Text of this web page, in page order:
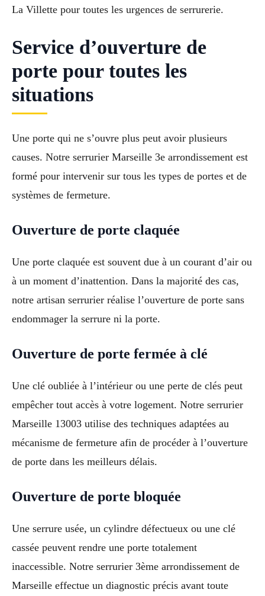
La Villette pour toutes les urgences de serrurerie.
Service d’ouverture de
porte pour toutes les
situations
Une porte qui ne s’ouvre plus peut avoir plusieurs
causes. Notre serrurier Marseille 3e arrondissement est
formé pour intervenir sur tous les types de portes et de
systèmes de fermeture.
Ouverture de porte claquée
Une porte claquée est souvent due à un courant d’air ou
à un moment d’inattention. Dans la majorité des cas,
notre artisan serrurier réalise l’ouverture de porte sans
endommager la serrure ni la porte.
Ouverture de porte fermée à clé
Une clé oubliée à l’intérieur ou une perte de clés peut
empêcher tout accès à votre logement. Notre serrurier
Marseille 13003 utilise des techniques adaptées au
mécanisme de fermeture afin de procéder à l’ouverture
de porte dans les meilleurs délais.
Ouverture de porte bloquée
Une serrure usée, un cylindre défectueux ou une clé
cassée peuvent rendre une porte totalement
inaccessible. Notre serrurier 3ème arrondissement de
Marseille effectue un diagnostic précis avant toute